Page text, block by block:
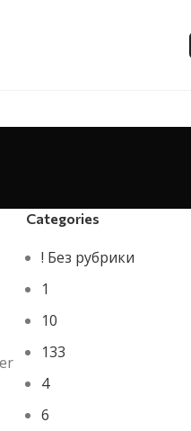
Categories
! Без рубрики
1
10
133
4
6